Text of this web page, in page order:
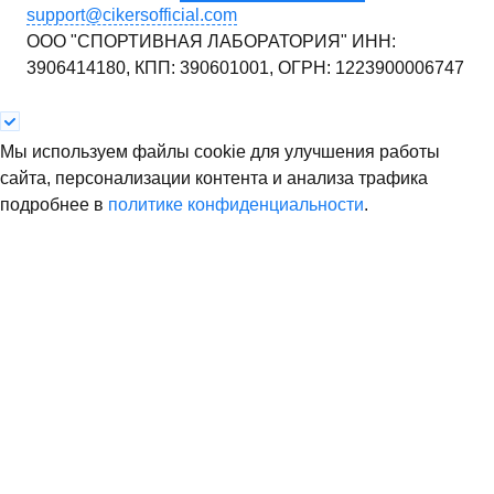
support@cikersofficial.com
ООО "СПОРТИВНАЯ ЛАБОРАТОРИЯ" ИНН:
3906414180, КПП: 390601001, ОГРН: 1223900006747
Мы используем файлы cookie для улучшения работы
сайта, персонализации контента и анализа трафика
подробнее в политике конфиденциальности.